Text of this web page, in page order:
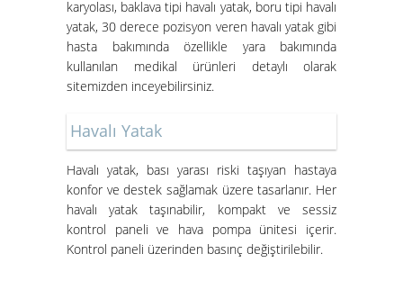
İzmir Konak Hasta Yatağı
Kurulumları Devam Ediyor
Hasta Karyolası ve Havalı Yatak
Nasıl Kurulur?
karyolası, baklava tipi havalı yatak, boru tipi havalı
yatak, 30 derece pozisyon veren havalı yatak gibi
hasta bakımında özellikle yara bakımında
kullanılan medikal ürünleri detaylı olarak
sitemizden inceyebilirsiniz.
Havalı Yatak
Havalı yatak, bası yarası riski taşıyan hastaya
konfor ve destek sağlamak üzere tasarlanır. Her
havalı yatak taşınabilir, kompakt ve sessiz
kontrol paneli ve hava pompa ünitesi içerir.
Kontrol paneli üzerinden basınç değiştirilebilir.